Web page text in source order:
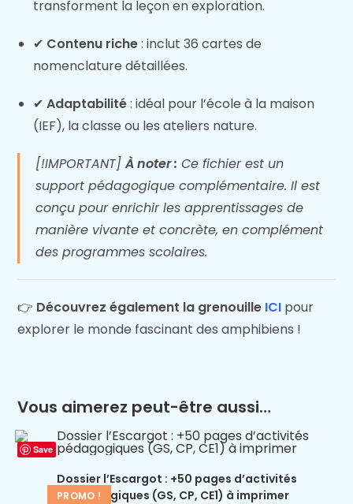
transforment la leçon en exploration.
✔ Contenu riche: inclut 36 cartes de
nomenclature détaillées.
✔Adaptabilité: idéal pour l’école à la maison
(IEF), la classe ou les ateliers nature.
[!IMPORTANT]À noter : Ce fichier est un
support pédagogique complémentaire. Il est
conçu pour enrichir les apprentissages de
manière vivante et concrète, en complément
des programmes scolaires.
👉 Découvrez également la grenouille ICI pour
explorer le monde fascinant des amphibiens !
Vous aimerez peut-être aussi…
Save
PROMO !
Dossier l’Escargot : +50 pages d’activités
pédagogiques (GS, CP, CE1) à imprimer